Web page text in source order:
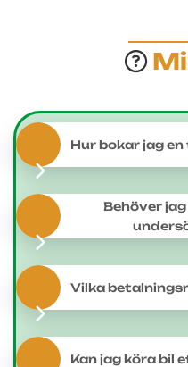
Hur bokar jag
Behöver
Vilka
Kan jag köra bil